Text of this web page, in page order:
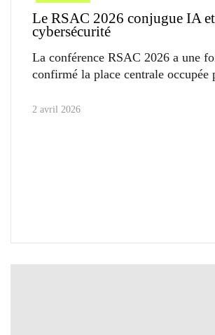
Le RSAC 2026 conjugue IA et
cybersécurité
La conférence RSAC 2026 a une
confirmé la place centrale occupée
2 avril 2026